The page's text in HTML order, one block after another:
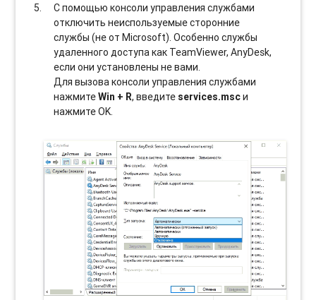
С помощью консоли управления службами
отключить неиспользуемые сторонние
службы (не от Microsoft). Особенно службы
удаленного доступа как TeamViewer, AnyDesk,
если они установлены не вами.
Для вызова консоли управления службами
нажмитеWin + R, введите services.mscи
нажмите OK.